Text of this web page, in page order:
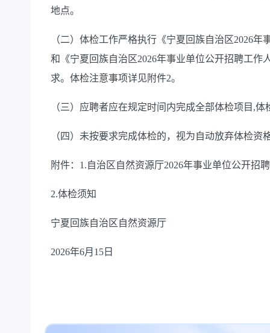
地点。
（二）体检工作严格执行《宁夏回族自治区2026
和《宁夏回族自治区2026年事业单位公开招聘工作
求。体检注意事项详见附件2。
（三）应聘者应在规定时间内完成全部体检项目,
（四）未按要求完成体检的，视为自动放弃体检资
附件：1.自治区自然资源厅2026年事业单位公开招
2.体检须知
宁夏回族自治区自然资源厅
2026年6月15日